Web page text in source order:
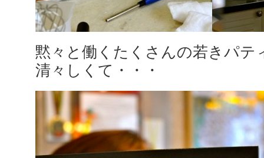
黙々と働くたくさんの若きパテ
清々しくて・・・